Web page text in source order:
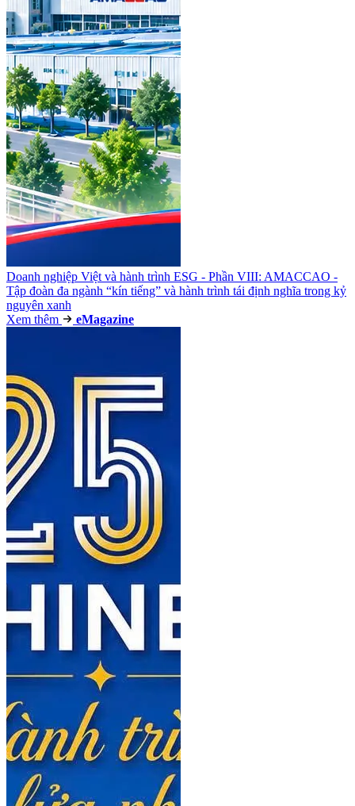
Doanh nghiệp Việt và hành trình ESG - Phần VIII: AMACCAO -
Tập đoàn đa ngành “kín tiếng” và hành trình tái định nghĩa trong kỷ
nguyên xanh
Xem thêm
eMagazine